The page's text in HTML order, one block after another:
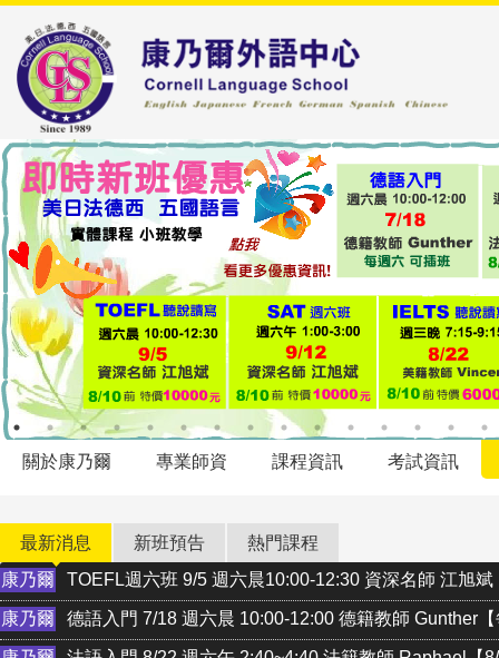
關於康乃爾 專業師資 課程資訊 考試資訊
最新消息 新班預告
熱門課程
康乃爾
TOEFL週六班 9/5 週六晨10:00-12:30 資深名師 江旭
康乃爾 德語入門 7/18 週六晨 10:00-12:00 德籍教師 Gunther